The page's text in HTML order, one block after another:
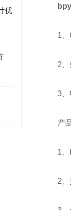
优
1、
2、
3、
产
1、
2、